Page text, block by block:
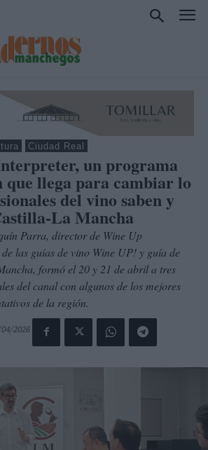
Ciudad Real
un programa
que llega para cambiar lo
del vino saben y
La Mancha
Parra, director de Wine Up
las guías de vino Wine UP! y guía de
formó el 20 y 21 de abril a tres
del canal con algunos de los mejores
de la región.
2026